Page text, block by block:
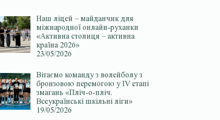
Наш ліцей – майданчик для
міжнародної онлайн-руханки
«Активна столиця – активна
країна 2026»
23/05/2026
Вітаємо команду з волейболу з
бронзовою перемогою у ІV етапі
змагань «Пліч-о-пліч.
Всеукраїнські шкільні ліги»
19/05/2026